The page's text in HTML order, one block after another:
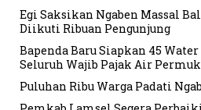
Egi Saksikan Ngaben Massal
Diikuti Ribuan Pengunjung
Bapenda Baru Siapkan 45
Seluruh Wajib Pajak Air
Puluhan Ribu Warga Padati